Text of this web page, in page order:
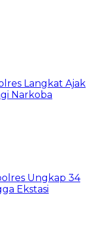
Langkat Ajak
Narkoba
Ungkap 34
Ekstasi